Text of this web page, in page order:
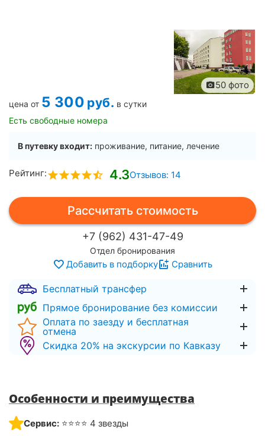
50 фото
цена от 5 300 руб. в сутки
Есть свободные номера
В путевку входит: проживание, питание, лечение
Рейтинг: 4.3Отзывов: 14
Рассчитать стоимость
+7 (962) 431-47-49
Отдел бронирования
Добавить в подборку Сравнить
Бесплатный трансфер
Прямое бронирование без комиссии
Оплата по заезду и бесплатная
отмена
Скидка 20% на экскурсии по Кавказу
Особенности и преимущества
Сервис: ⭐⭐⭐⭐ 4 звезды